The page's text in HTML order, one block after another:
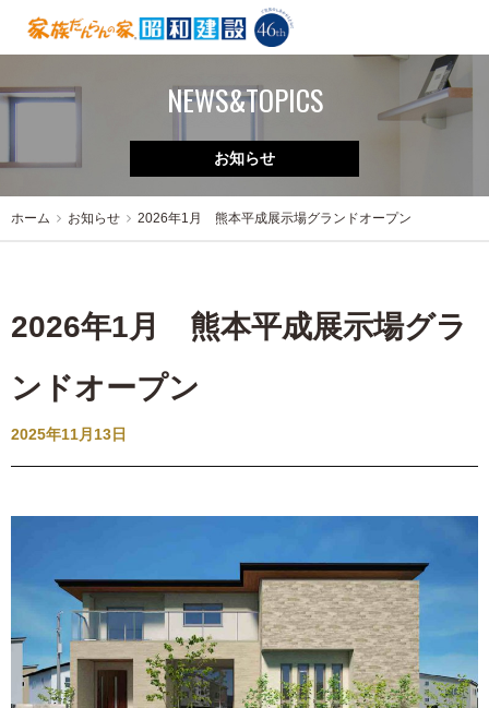
NEWS&TOPICS
お知らせ
ホーム お知らせ 2026年1月 熊本平成展示場グランドオープン
2026年1月 熊本平成展示場グラ
ンドオープン
2025年11月13日